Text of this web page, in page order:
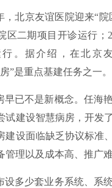
，北京友谊医院迎来“院
区二期项目开诊运行；
行。据介绍，在北京
”是重点基建任务之一。
早已不是新概念。任海
试建设智慧病房，开发
建设面临缺乏协议标准
管理以及成本高、推广难
设多少套业务系统、系